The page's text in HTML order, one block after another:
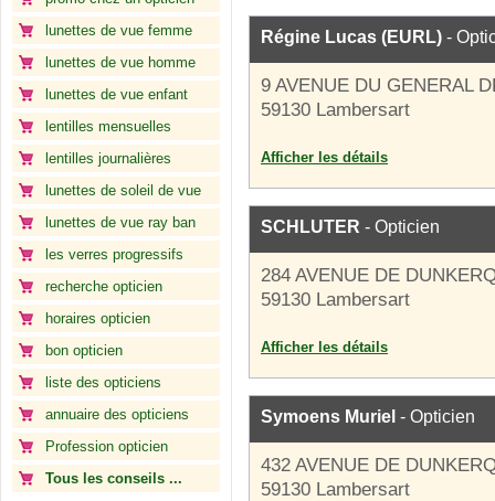
lunettes de vue femme
lunettes de vue homme
lunettes de vue enfant
lentilles mensuelles
lentilles journalières
lunettes de soleil de vue
lunettes de vue ray ban
les verres progressifs
recherche opticien
horaires opticien
bon opticien
liste des opticiens
annuaire des opticiens
Profession opticien
Tous les conseils ...
Régine Lucas (EURL) -
9 AVENUE DU GENERAL
59130 Lambersart
Afficher les détails
SCHLUTER - Opticien
284 AVENUE DE
59130 Lambersart
Afficher les détails
Symoens Muriel - Opticien
432 AVENUE DE
59130 Lambersart